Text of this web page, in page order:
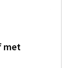
met